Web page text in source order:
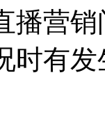
播营
时有